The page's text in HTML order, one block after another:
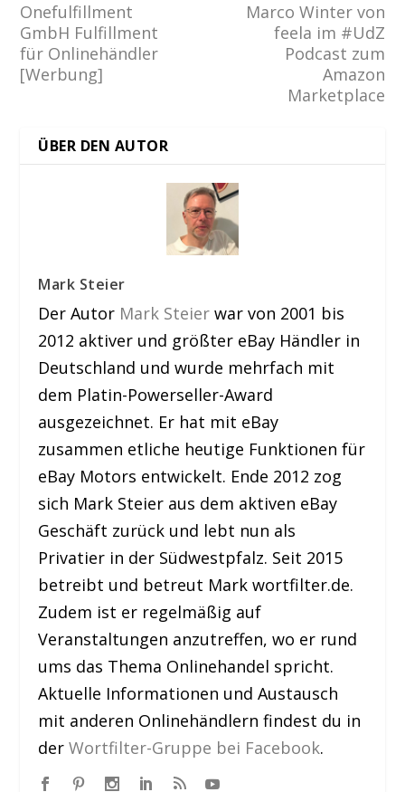
Onefulfillment
GmbH Fulfillment
für Onlinehändler
[Werbung]
Marco Winter von
feela im #UdZ
Podcast zum
Amazon
Marketplace
ÜBER DEN AUTOR
Mark Steier
Der Autor Mark Steier war von 2001 bis
2012 aktiver und größter eBay Händler in
Deutschland und wurde mehrfach mit
dem Platin-Powerseller-Award
ausgezeichnet. Er hat mit eBay
zusammen etliche heutige Funktionen für
eBay Motors entwickelt. Ende 2012 zog
sich Mark Steier aus dem aktiven eBay
Geschäft zurück und lebt nun als
Privatier in der Südwestpfalz. Seit 2015
betreibt und betreut Mark wortfilter.de.
Zudem ist er regelmäßig auf
Veranstaltungen anzutreffen, wo er rund
ums das Thema Onlinehandel spricht.
Aktuelle Informationen und Austausch
mit anderen Onlinehändlern findest du in
derWortfilter-Gruppe bei Facebook.